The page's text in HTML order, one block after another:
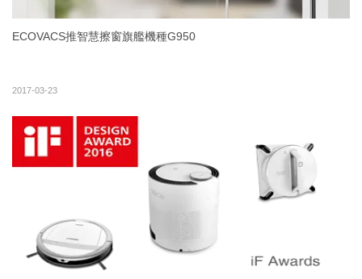
ECOVACS推智慧擦窗旗艦機種G950
2017-03-23